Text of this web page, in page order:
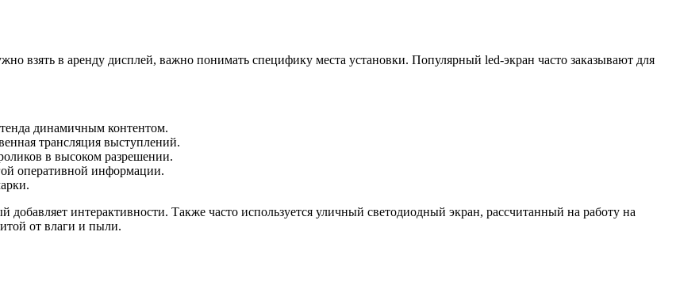
взять в аренду дисплей, важно понимать специфику места установки. Популярный led-экран часто заказывают для
динамичным контентом.
трансляция выступлений.
в высоком разрешении.
оперативной информации.
интерактивности. Также часто используется уличный светодиодный экран, рассчитанный на работу на
от влаги и пыли.